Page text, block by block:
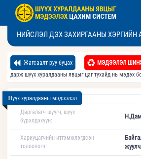
НИЙСЛЭЛ ДЭХ ЗАХИРГААНЫ
Жагсаалт руу буцах МЭДЭЭЛЭЛ
дарж шүүх хуралдааны явцыг цаг тухайд нь мэдэх
Шүүх хуралдааны мэдээлэл
Даргалагч шүүгч, шүүх
бүрэлдэхүүн:
Хариуцагчийн итгэмжлэгдсэн
төлөөлөгч: